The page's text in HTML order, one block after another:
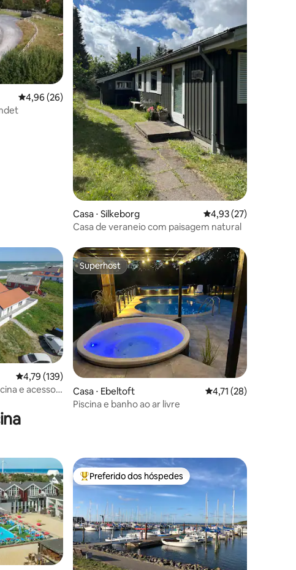
4,96 de uma avaliação média de 5, 26 avaliações
4,96 (26)
Casa ⋅ Silkeborg 4,93 de uma
4,93 (27)
Casa de veraneio com paisagem natural
4,79 de uma avaliação média de 5, 139 avaliações
4,79 (139)
e acesso à
Superhost
Superhost
Casa ⋅ Ebeltoft 4,71 de uma
4,71 (28)
Piscina e banho ao ar livre
Entre os melhores preferidos dos hóspedes
Preferido dos hóspedes